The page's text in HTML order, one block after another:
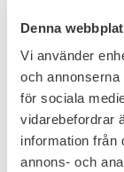
Denna
Vi använder
och
för sociala
vidarebefordrar
information från
annons- och
Add to
Mil-Tec Liten
First Aid PVC